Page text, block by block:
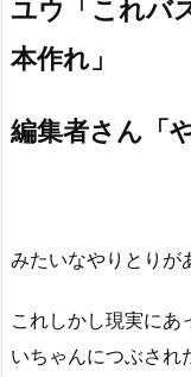
ユウ「これバ
本作れ」
編集者さん「
みたいなやりとりが
これしかし現実にあ
いちゃんにつぶされ